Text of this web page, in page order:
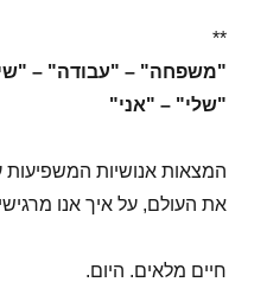
**
"משפחה" – "עבודה" –
"שלי" – "אני"
המצאות אנושיות
את העולם, על איך אנו
חיים מלאים. היום.